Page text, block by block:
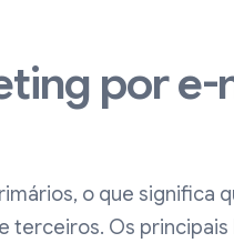
por e-
o que significa
terceiros. Os principais